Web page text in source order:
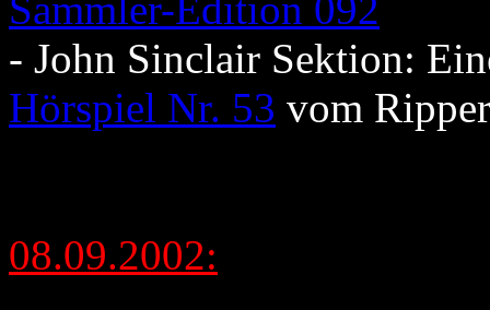
- John Sinclair Sektion:
Hörspiel Nr. 53 vom
08.09.2002: